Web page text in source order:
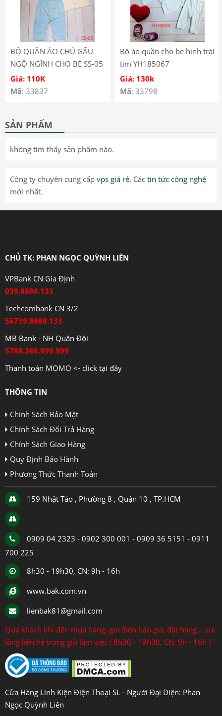
BỘ QUẦN ÁO CHÚ GẤU
NGỘ NGĨNH CHO BÉ SS-05
Giá: 110K
Mã: 33837
Bộ áo quần cho bé hình trái
tim YH185067
Giá: 130k
Mã: 33798
SẢN PHẨM
không tìm thấy sản phẩm nào.
Công ty chuyên cung cấp vps giá rẻ. Các tin tức công nghệ
mới nhất.
CHỦ TK: PHAN NGỌC QUỲNH LIÊN
VPBank CN Gia Định
039.8888.133
Techcombank CN 3/2
56739.8888.133
MB Bank - NH Quân Đội
5788.386.999.999
Thanh toán MOMO <- click tại đây
THÔNG TIN
Chính Sách Bảo Mật
Chính Sách Đổi Trả Hàng
Chính Sách Giao Hàng
Quy Định Bảo Hành
Phương Thức Thanh Toán
159 Nhật Tảo , Phường 8 , Quận 10 , TP.HCM
0909 04 2323 - 0902 300 001 - 0909 36 5151 - 0911
700 225
8h30 - 19h30, CN: 9h - 16h
www.bak.com.vn
lienbak81@gmail.com
Quý khách khi đến mua hàng, gọi điện báo giá, đặt hàng... vui
lòng liên hệ trong giờ làm việc ( 8h30 - 19h30, CN: 9h - 16h )
Cửa Hàng Linh Kiện Điện Thoại SL - Người Đại Diện: Phan
Ngọc Quỳnh Liên